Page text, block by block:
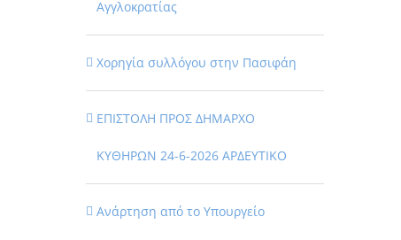
Αγγλοκρατίας
Χορηγία συλλόγου στην Πασιφάη
ΕΠΙΣΤΟΛΗ ΠΡΟΣ ΔΗΜΑΡΧΟ
ΚΥΘΗΡΩΝ 24-6-2026 ΑΡΔΕΥΤΙΚΟ
Ανάρτηση από το Υπουργείο